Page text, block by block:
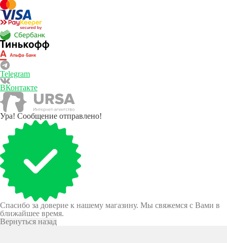
Telegram
ВКонтакте
Ура! Сообщение отправлено!
Спасибо за доверие к нашему магазину. Мы свяжемся с Вами в
ближайшее время.
Вернуться назад